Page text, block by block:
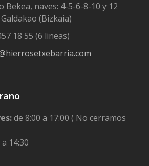
Bekea, naves: 4-5-6-8-10 y 12
(Bizkaia)
18 55 (6 lineas)
de 8:00 a 17:00 ( No cerramos
14:30